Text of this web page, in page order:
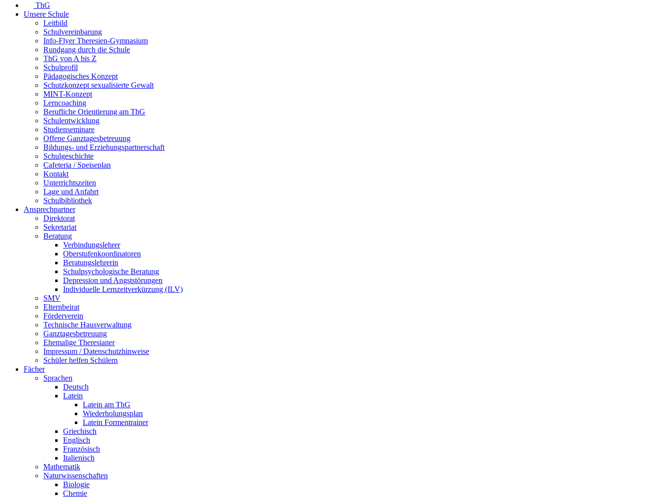
ThG
Unsere Schule
Leitbild
Schulvereinbarung
Info-Flyer Theresien-Gymnasium
Rundgang durch die Schule
ThG von A bis Z
Schulprofil
Pädagogisches Konzept
Schutzkonzept sexualisierte Gewalt
MINT-Konzept
Lerncoaching
Berufliche Orientierung am ThG
Schulentwicklung
Studienseminare
Offene Ganztagesbetreuung
Bildungs- und Erziehungspartnerschaft
Schulgeschichte
Cafeteria / Speiseplan
Kontakt
Unterrichtszeiten
Lage und Anfahrt
Schulbibliothek
Ansprechpartner
Direktorat
Sekretariat
Beratung
Verbindungslehrer
Oberstufenkoordinatoren
Beratungslehrerin
Schulpsychologische Beratung
Depression und Angststörungen
Individuelle Lernzeitverkürzung (ILV)
SMV
Elternbeirat
Förderverein
Technische Hausverwaltung
Ganztagesbetreuung
Ehemalige Theresianer
Impressum / Datenschutzhinweise
Schüler helfen Schülern
Fächer
Sprachen
Deutsch
Latein
Latein am ThG
Wiederholungsplan
Latein Formentrainer
Griechisch
Englisch
Französisch
Italienisch
Mathematik
Naturwissenschaften
Biologie
Chemie